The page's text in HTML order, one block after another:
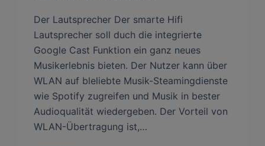
Der Lautsprecher Der smarte Hifi
Lautsprecher soll duch die integrierte
Google Cast Funktion ein ganz neues
Musikerlebnis bieten. Der Nutzer kann über
WLAN auf bleliebte Musik-Steamingdienste
wie Spotify zugreifen und Musik in bester
Audioqualität wiedergeben. Der Vorteil von
WLAN-Übertragung ist,…